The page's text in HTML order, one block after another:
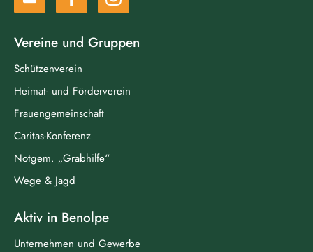
Vereine und Gruppen
Schützenverein
Heimat- und Förderverein
Frauengemeinschaft
Caritas-Konferenz
Notgem. „Grabhilfe“
Wege & Jagd
Aktiv in Benolpe
Unternehmen und Gewerbe